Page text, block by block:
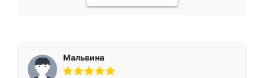
Мальвина